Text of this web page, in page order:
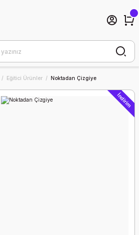
Eğitici Ürünler Noktadan Çizgiye
İndirim